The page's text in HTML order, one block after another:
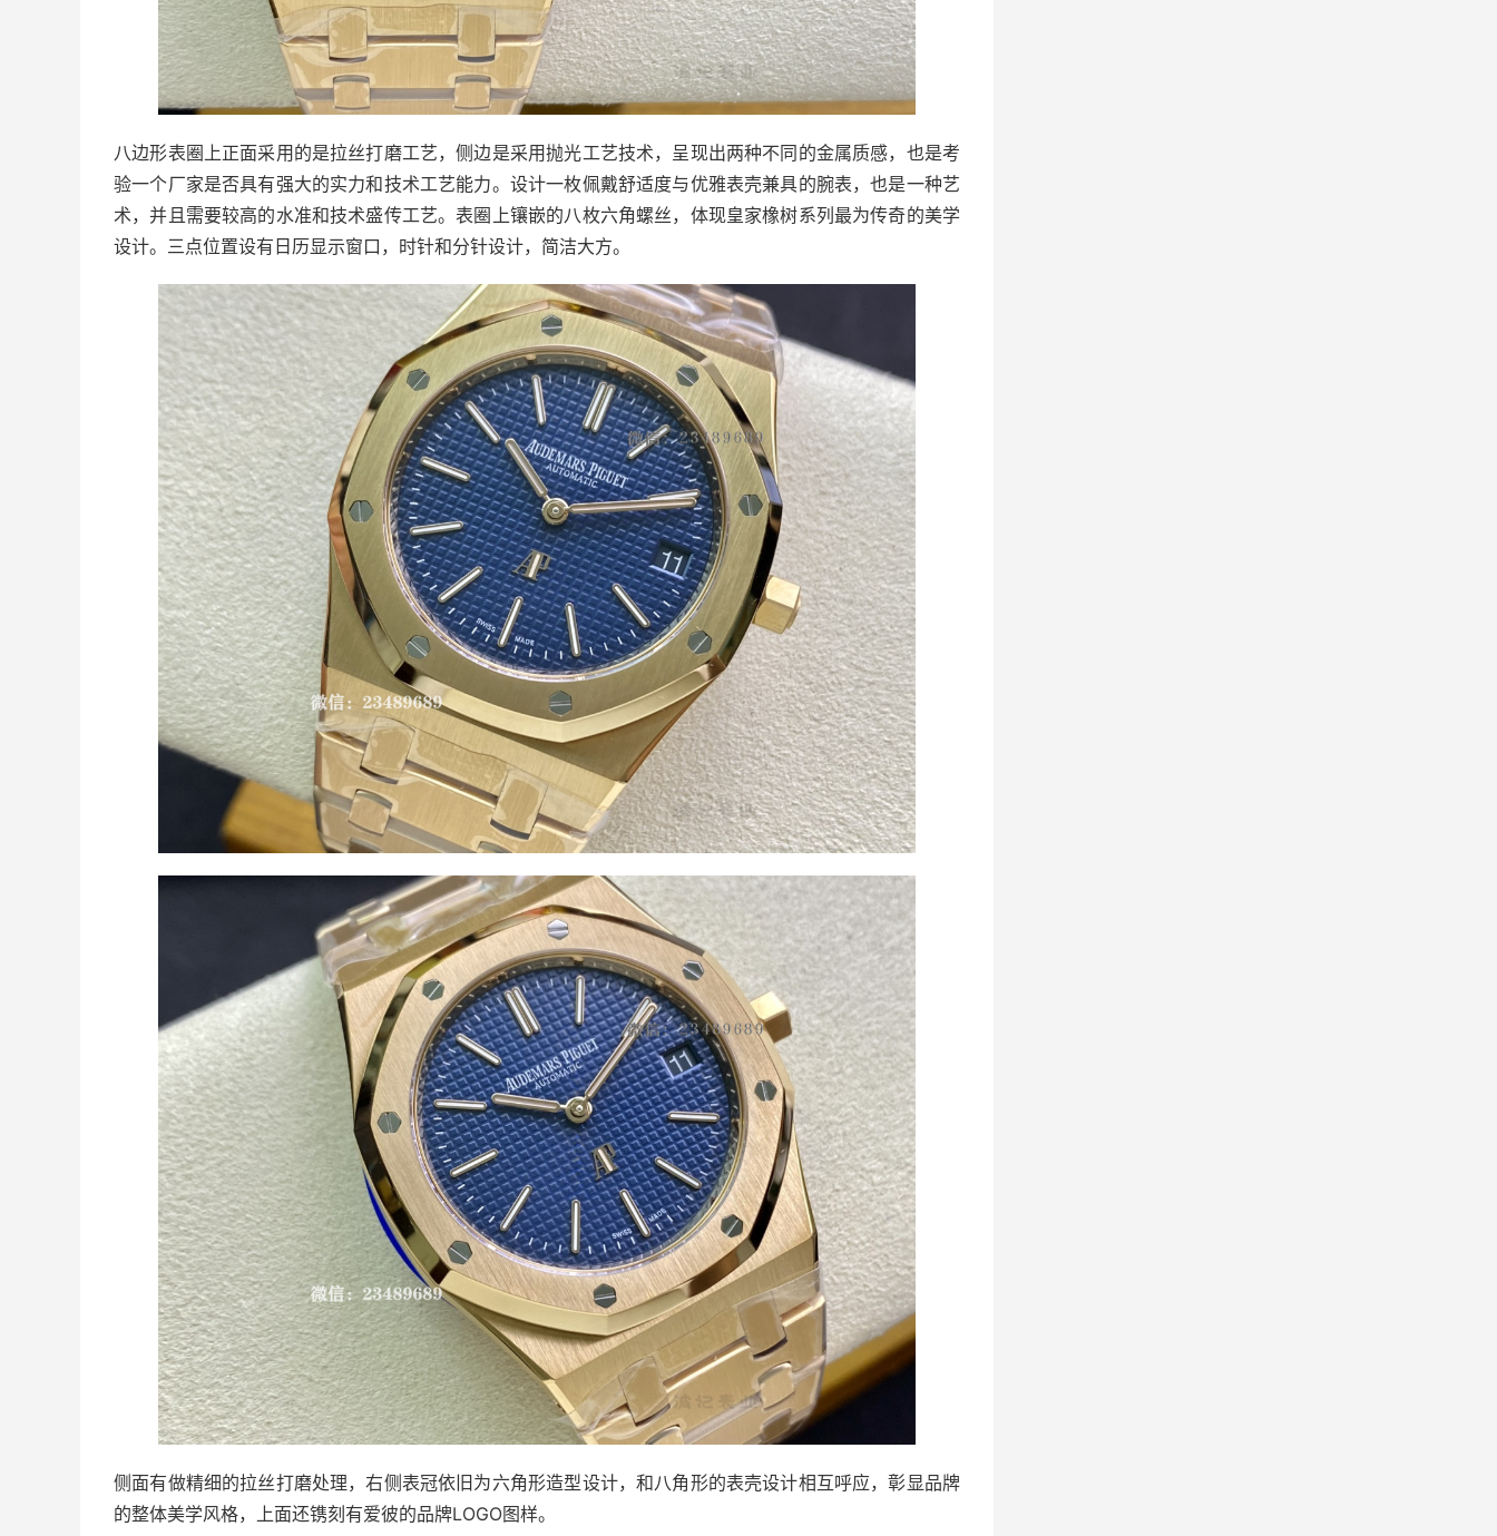
八边形表圈上正面采用的是拉丝打磨工艺，侧边是采用抛光工艺技术，呈现出两种不同的金属质感，也是考
验一个厂家是否具有强大的实力和技术工艺能力。设计一枚佩戴舒适度与优雅表壳兼具的腕表，也是一种艺
术，并且需要较高的水准和技术盛传工艺。表圈上镶嵌的八枚六角螺丝，体现皇家橡树系列最为传奇的美学
设计。三点位置设有日历显示窗口，时针和分针设计，简洁大方。
侧面有做精细的拉丝打磨处理，右侧表冠依旧为六角形造型设计，和八角形的表壳设计相互呼应，彰显品牌
的整体美学风格，上面还镌刻有爱彼的品牌LOGO图样。